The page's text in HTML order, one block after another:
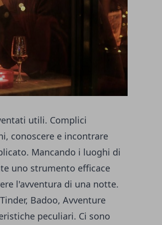
utili. Complici
conoscere e incontrare
Mancando i luoghi di
uno strumento efficace
l'avventura di una notte.
Badoo, Avventure
peculiari. Ci sono